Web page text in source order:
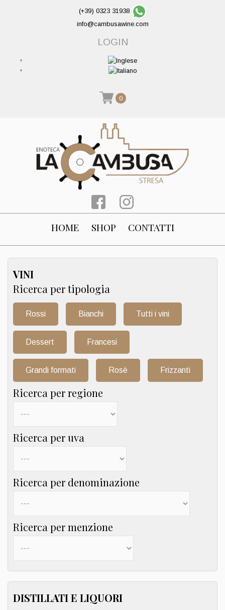
(+39) 0323 31938
info@cambusawine.com
LOGIN
0
HOME SHOP CONTATTI
VINI
Ricerca per tipologia
Rossi Bianchi Tutti i vini
Dessert Francesi
Grandi formati Rosè Frizzanti
Ricerca per regione
Ricerca per uva
Ricerca per denominazione
Ricerca per menzione
DISTILLATI E LIQUORI